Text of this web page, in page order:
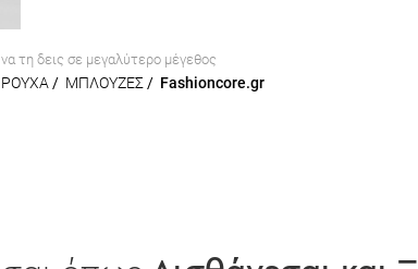
τη δεις σε μεγαλύτερο μέγεθος
ΡΟΥΧΑ / ΜΠΛΟΥΖΕΣ / Fashioncore.gr